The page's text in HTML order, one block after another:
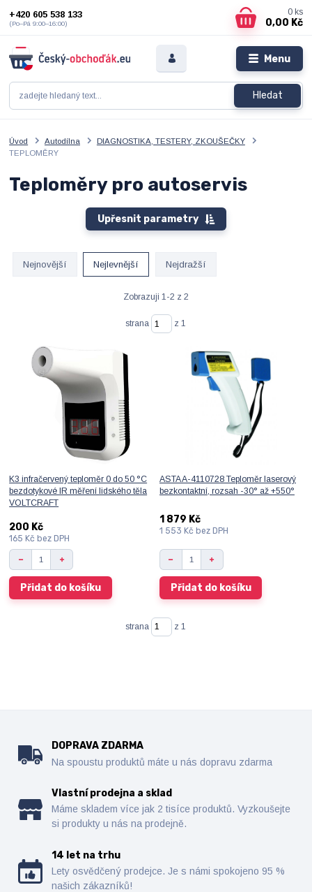
Menu
Hledat
+420 605 538 133
(Po–Pá 9:00–16:00)
0 ks
0,00 Kč
Úvod Autodílna
DIAGNOSTIKA, TESTERY, ZKOUŠEČKY
TEPLOMĚRY
Teploměry pro autoservis
Upřesnit parametry
Nejnovější Nejlevnější Nejdražší
Zobrazuji 1-2 z 2
strana z 1
K3 infračervený teploměr 0 do 50 °C
bezdotykové IR měření lidského těla
VOLTCRAFT
200 Kč
165 Kč bez DPH
Přidat do košíku
ASTA A-4110728 Teploměr laserový
bezkontaktní, rozsah -30° až +550°
1 879 Kč
1 553 Kč bez DPH
Přidat do košíku
strana z 1
DOPRAVA ZDARMA
Na spoustu produktů máte u nás dopravu zdarma
Vlastní prodejna a sklad
Máme skladem více jak 2 tisíce produktů. Vyzkoušejte
si produkty u nás na prodejně.
14 let na trhu
Lety osvědčený prodejce. Je s námi spokojeno 95 %
našich zákazníků!